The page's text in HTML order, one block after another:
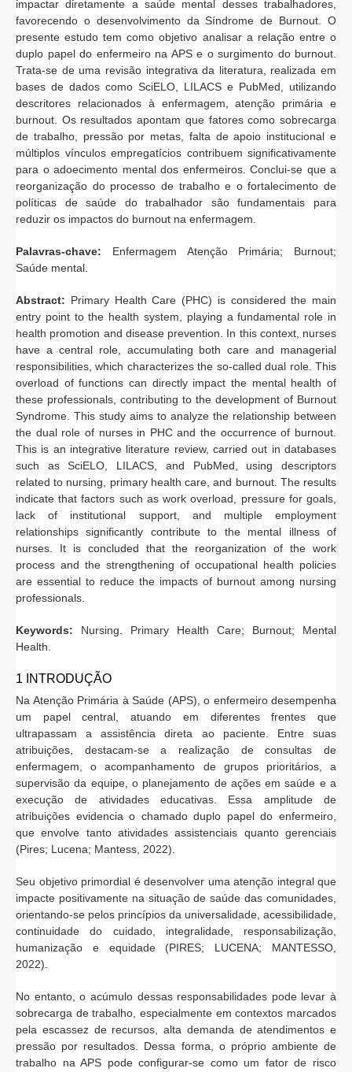
impactar diretamente a saúde mental desses trabalhadores,
favorecendo o desenvolvimento da Síndrome de Burnout. O
presente estudo tem como objetivo analisar a relação entre o
duplo papel do enfermeiro na APS e o surgimento do burnout.
Trata-se de uma revisão integrativa da literatura, realizada em
bases de dados como SciELO, LILACS e PubMed, utilizando
descritores relacionados à enfermagem, atenção primária e
burnout. Os resultados apontam que fatores como sobrecarga
de trabalho, pressão por metas, falta de apoio institucional e
múltiplos vínculos empregatícios contribuem significativamente
para o adoecimento mental dos enfermeiros. Conclui-se que a
reorganização do processo de trabalho e o fortalecimento de
políticas de saúde do trabalhador são fundamentais para
reduzir os impactos do burnout na enfermagem.
Palavras-chave: Enfermagem Atenção Primária; Burnout;
Saúde mental.
Abstract: Primary Health Care (PHC) is considered the main
entry point to the health system, playing a fundamental role in
health promotion and disease prevention. In this context, nurses
have a central role, accumulating both care and managerial
responsibilities, which characterizes the so-called dual role. This
overload of functions can directly impact the mental health of
these professionals, contributing to the development of Burnout
Syndrome. This study aims to analyze the relationship between
the dual role of nurses in PHC and the occurrence of burnout.
This is an integrative literature review, carried out in databases
such as SciELO, LILACS, and PubMed, using descriptors
related to nursing, primary health care, and burnout. The results
indicate that factors such as work overload, pressure for goals,
lack of institutional support, and multiple employment
relationships significantly contribute to the mental illness of
nurses. It is concluded that the reorganization of the work
process and the strengthening of occupational health policies
are essential to reduce the impacts of burnout among nursing
professionals.
Keywords: Nursing. Primary Health Care; Burnout; Mental
Health.
1 INTRODUÇÃO
Na Atenção Primária à Saúde (APS), o enfermeiro desempenha
um papel central, atuando em diferentes frentes que
ultrapassam a assistência direta ao paciente. Entre suas
atribuições, destacam-se a realização de consultas de
enfermagem, o acompanhamento de grupos prioritários, a
supervisão da equipe, o planejamento de ações em saúde e a
execução de atividades educativas. Essa amplitude de
atribuições evidencia o chamado duplo papel do enfermeiro,
que envolve tanto atividades assistenciais quanto gerenciais
(Pires; Lucena; Mantess, 2022).
Seu objetivo primordial é desenvolver uma atenção integral que
impacte positivamente na situação de saúde das comunidades,
orientando-se pelos princípios da universalidade, acessibilidade,
continuidade do cuidado, integralidade, responsabilização,
humanização e equidade (PIRES; LUCENA; MANTESSO,
2022).
No entanto, o acúmulo dessas responsabilidades pode levar à
sobrecarga de trabalho, especialmente em contextos marcados
pela escassez de recursos, alta demanda de atendimentos e
pressão por resultados. Dessa forma, o próprio ambiente de
trabalho na APS pode configurar-se como um fator de risco